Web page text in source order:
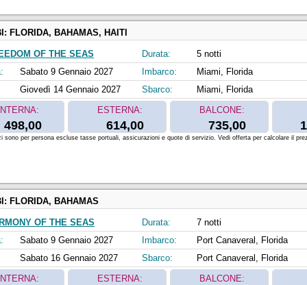
FLORIDA, BAHAMAS, HAITI
OF THE SEAS
Sabato 9 Gennaio 2027
Giovedì 14 Gennaio 2027
Durata:
5 notti
Imbarco:
Miami, Florida
Sbarco:
Miami, Florida
498,00
ESTERNA:
614,00
BALCONE:
735,00
sono per persona escluse tasse portuali, assicurazioni e quote di servizio. Vedi offerta per calcolare il
FLORIDA, BAHAMAS
OF THE SEAS
Sabato 9 Gennaio 2027
Sabato 16 Gennaio 2027
Durata:
7 notti
Imbarco:
Port Canaveral, Florida
Sbarco:
Port Canaveral, Florida
ESTERNA: BALCONE: